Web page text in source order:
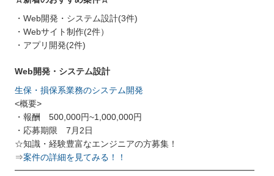
・Web開発・システム設計(3件)
・Webサイト制作(2件）
・アプリ開発(2件)
Web開発・システム設計
生保・損保系業務のシステム開発
<概要>
・報酬 500,000円~1,000,000円
・応募期限 7月2日
☆知識・経験豊富なエンジニアの方募集！
⇒案件の詳細を見てみる！！
━━━━━━━━━━━━━━━━━━━━━━━━━━━━